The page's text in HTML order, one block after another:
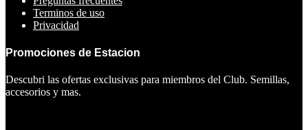
Terminos de uso
Privacidad
Promociones de Estacion
Descubri las ofertas exclusivas para miembros del Club. Semillas,
accesorios y mas.